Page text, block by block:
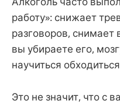
работу»: снижает
разговоров, снимает
вы убираете его,
научиться
Это не значит, что с